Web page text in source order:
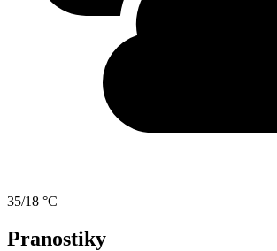
35/18 °C
Pranostiky